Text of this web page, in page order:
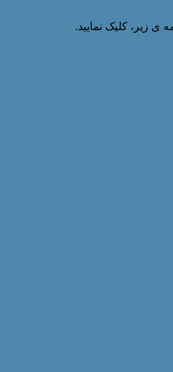
ی زیر، کلیک نمایید.